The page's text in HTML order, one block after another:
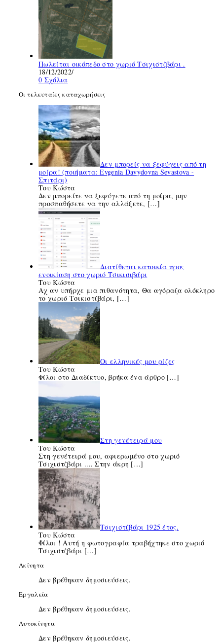
Πωλείται οικόπεδο στο χωριό Τσιχιστζβάρι .
18/12/2022/
0 Σχόλια
Οι τελευταίες καταχωρήσεις
Δεν μπορείς να ξεφύγεις από τη
μοίρα! (ποιήματα: Evgenia Davydovna Sevastova -
Σπιτάρι)
Του Κώστα
Δεν μπορείτε να ξεφύγετε από τη μοίρα, μην
προσπαθήσετε να την αλλάξετε, […]
Διατίθεται κατοικία προς
ενοικίαση στο χωριό Τσικισιβάρι
Του Κώστα
Αχ αν υπήρχε μια πιθανότητα, Θα αγόραζα ολόκληρο
το χωριό Τσικιστζβάρι, […]
Οι ελληνικές μου ρίζες
Του Κώστα
Φίλοι στο Διαδίκτυο, βρήκα ένα άρθρο […]
Στη γενέτειρά μου
Του Κώστα
Στη γενέτειρά μου, αφιερωμένο στο χωριό
Τσιχιστζβάρι .... Στην άκρη […]
Τσιχιστζβάρι 1925 έτος.
Του Κώστα
Φίλοι ! Αυτή η φωτογραφία τραβήχτηκε στο χωριό
Τσιχιστζβάρι […]
Ακίνητα
Δεν βρέθηκαν δημοσιεύσεις.
Εργαλεία
Δεν βρέθηκαν δημοσιεύσεις.
Αυτοκίνητα
Δεν βρέθηκαν δημοσιεύσεις.